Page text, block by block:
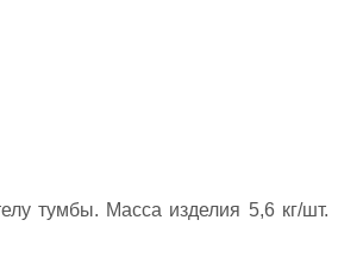
тумбы. Масса изделия 5,6 кг/шт.